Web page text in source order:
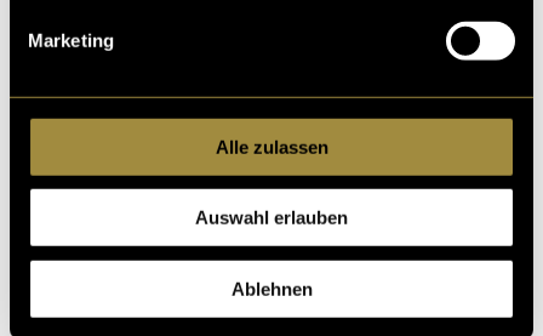
Marketing
Alle zulassen
Auswahl erlauben
Ablehnen